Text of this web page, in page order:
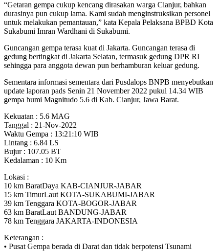
“Getaran gempa cukup kencang dirasakan warga Cianjur, bahkan
durasinya pun cukup lama. Kami sudah menginstruksikan personel
untuk melakukan pemantauan,” kata Kepala Pelaksana BPBD Kota
Sukabumi Imran Wardhani di Sukabumi.
Guncangan gempa terasa kuat di Jakarta. Guncangan terasa di
gedung bertingkat di Jakarta Selatan, termasuk gedung DPR RI
sehingga para anggota dewan pun berhamburan keluar gedung.
Sementara informasi sementara dari Pusdalops BNPB menyebutkan
update laporan pads Senin 21 November 2022 pukul 14.34 WIB
gempa bumi Magnitudo 5.6 di Kab. Cianjur, Jawa Barat.
Kekuatan : 5.6 MAG
Tanggal : 21-Nov-2022
Waktu Gempa : 13:21:10 WIB
Lintang : 6.84 LS
Bujur : 107.05 BT
Kedalaman : 10 Km
Lokasi :
10 km BaratDaya KAB-CIANJUR-JABAR
15 km TimurLaut KOTA-SUKABUMI-JABAR
39 km Tenggara KOTA-BOGOR-JABAR
63 km BaratLaut BANDUNG-JABAR
78 km Tenggara JAKARTA-INDONESIA
Keterangan :
• Pusat Gempa berada di Darat dan tidak berpotensi Tsunami